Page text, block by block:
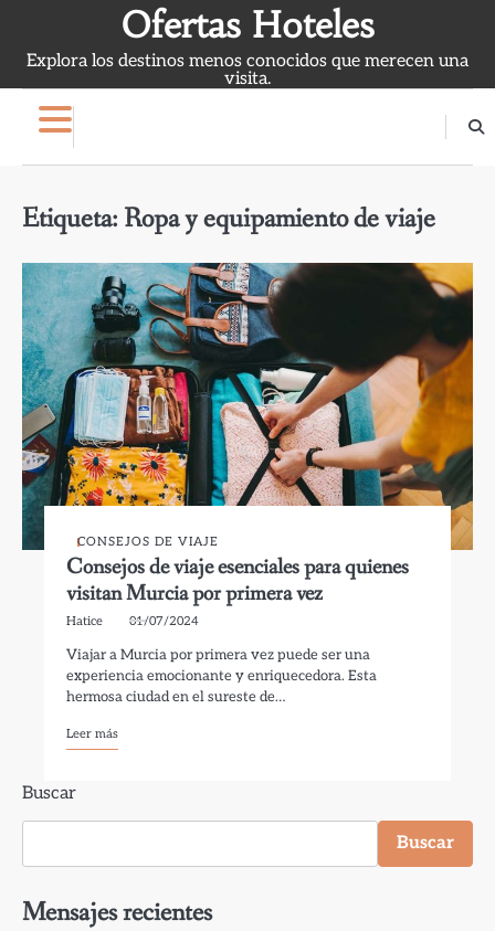
content
Ofertas Hoteles
Explora los destinos menos conocidos que merecen una
visita.
Etiqueta: Ropa y equipamiento de viaje
CONSEJOS DE VIAJE
Consejos de viaje esenciales para quienes
visitan Murcia por primera vez
Hatice 01/07/2024
Viajar a Murcia por primera vez puede ser una
experiencia emocionante y enriquecedora. Esta
hermosa ciudad en el sureste de…
Leer más
Buscar
Buscar
Mensajes recientes